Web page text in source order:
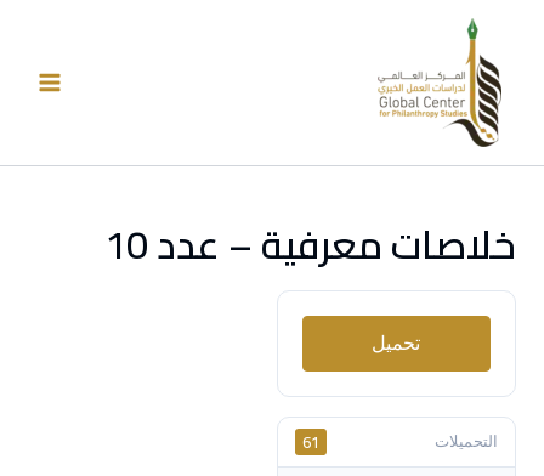
المحتوى
خلاصات معرفية – عدد 10
تحميل
التحميلات 61